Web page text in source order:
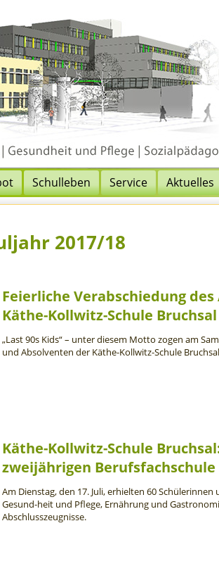
Schulleben Service Aktuelles
2017/18
Feierliche Verabschiedung
Käthe-Kollwitz-Schule Bruchsal
„Last 90s Kids“ – unter diesem Motto zogen am
und Absolventen der Käthe-Kollwitz-Schule
Käthe-Kollwitz-Schule
zweijährigen Berufsfachschule
Am Dienstag, den 17. Juli, erhielten 60
Gesund-heit und Pflege, Ernährung und
Abschlusszeugnisse.